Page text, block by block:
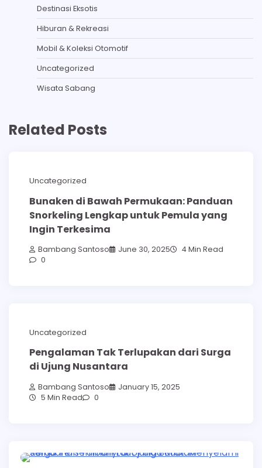
Destinasi Eksotis
Hiburan & Rekreasi
Mobil & Koleksi Otomotif
Uncategorized
Wisata Sabang
Related Posts
Uncategorized
Bunaken di Bawah Permukaan: Panduan
Snorkeling Lengkap untuk Pemula yang
Ingin Terkesima
Bambang Santoso June 30, 2025
4 Min Read
0
Uncategorized
Pengalaman Tak Terlupakan dari Surga
di Ujung Nusantara
Bambang Santoso
January 15, 2025
5 Min Read
0